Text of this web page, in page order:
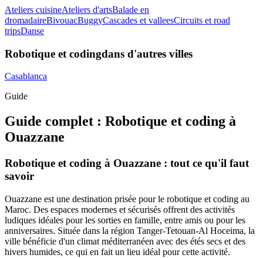
Ateliers cuisineAteliers d'artsBalade en
dromadaireBivouacBuggyCascades et valleesCircuits et road
tripsDanse
Robotique et codingdans d'autres villes
Casablanca
Guide
Guide complet : Robotique et coding à
Ouazzane
Robotique et coding à Ouazzane : tout ce qu'il faut
savoir
Ouazzane est une destination prisée pour le robotique et coding au
Maroc. Des espaces modernes et sécurisés offrent des activités
ludiques idéales pour les sorties en famille, entre amis ou pour les
anniversaires. Située dans la région Tanger-Tetouan-Al Hoceima, la
ville bénéficie d'un climat méditerranéen avec des étés secs et des
hivers humides, ce qui en fait un lieu idéal pour cette activité.